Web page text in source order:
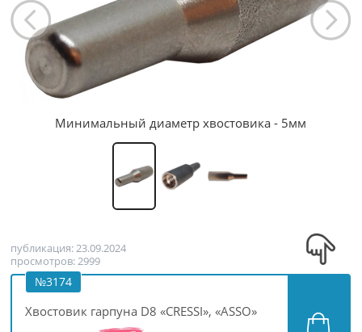
Минимальный диаметр хвостовика - 5мм
публикация: 23.09.2024
просмотров: 2999
№3174
Хвостовик гарпуна D8 «CRESSI», «ASSO»